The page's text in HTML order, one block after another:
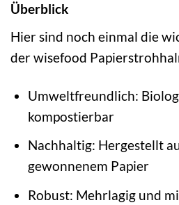
Überblick
Hier sind noch einmal die
der wisefood
Umweltfreundlich:
kompostierbar
Nachhaltig: Hergestellt
gewonnenem Papier
Robust: Mehrlagig und